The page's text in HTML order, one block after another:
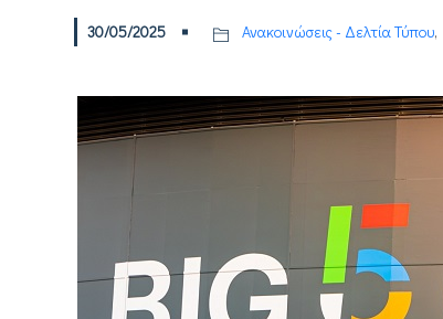
30/05/2025 Ανακοινώσεις - Δελτία Τύπου,